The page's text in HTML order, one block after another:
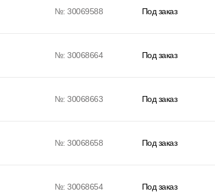
№: 30069588 Под заказ
№: 30068664 Под заказ
№: 30068663 Под заказ
№: 30068658 Под заказ
№: 30068654 Под заказ